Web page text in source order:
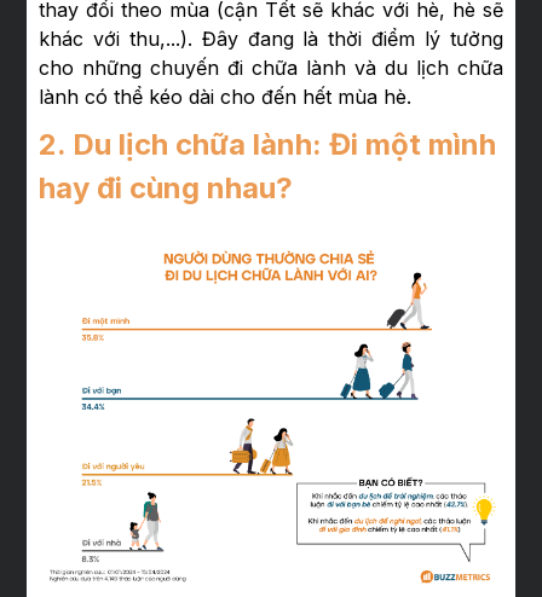
thay đổi theo mùa (cận Tết sẽ khác với hè, hè sẽ
khác với thu,...). Đây đang là thời điểm lý tưởng
cho những chuyến đi chữa lành và du lịch chữa
lành có thể kéo dài cho đến hết mùa hè.
2. Du lịch chữa lành: Đi một mình
hay đi cùng nhau?